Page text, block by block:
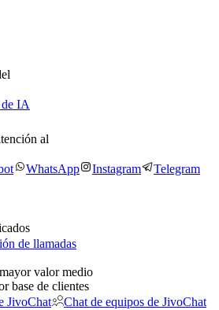
IA
al
WhatsApp Instagram Telegram
de llamadas
valor medio
base de clientes
JivoChat
Chat de equipos de JivoChat